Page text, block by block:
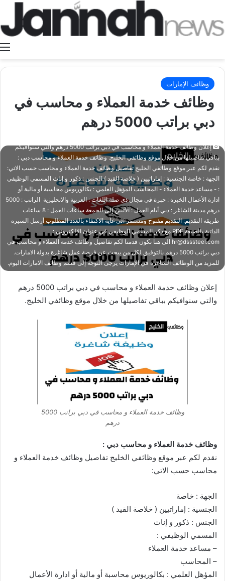
وظائف الإمارات
وظائف خدمة العملاء و محاسب في
دبي براتب 5000 درهم
إعلان وظائف خدمة العملاء و محاسب في دبي براتب 5000 درهم والتي سنوافيكم
بباقي تفاصيلها من خلال موقع وظائفي الخليج. وظائف خدمة العملاء و محاسب دبي :
نقدم لكم عبر موقع وظائفي الخليج تفاصيل وظائف خدمة العملاء و محاسب حسب الاتي:
الجهة : خاصة الجنسية : إماراتيين ( خلاصة القيد ) الجنس : ذكور و إناث المسمي الوظيفي
: - مساعد خدمة العملاء - ⁠المحاسب المؤهل العلمي : بكالوريوس محاسبة أو مالية أو
ادارة الأعمال الخبرة : خبرة في مجال ذي صلة اللغات : العربية والانجليزية الراتب : 5000
درهم مدينة الشاغر : دبي أيام العمل : الآثنين إلى الجمعة ساعات العمل : 8 ساعات
طريقة التقديم: التقديم مفتوح ومستمر الى غاية الاكتفاء بالعدد المطلوب أرسل السيرة
الذاتية بالصيغة PDF مع ذكر المسمي الوظيفي في عنوان الإلكتروني :
hr@dsssteel.com الى هنا نكون قدمنا لكم تفاصيل وظائف خدمة العملاء و محاسب في
دبي براتب 5000 درهم بالتوفيق لكل من يبحث عن فرصة عمل شاغرة بدولة الامارات.
للمزيد من الوظائف الشاغرة في الإمارات يرجى التوجه إلى قسم وظائف الامارات اليوم.
إعلان وظائف خدمة العملاء و محاسب في دبي براتب 5000 درهم
والتي سنوافيكم بباقي تفاصيلها من خلال موقع وظائفي الخليج.
وظائف خدمة العملاء و محاسب في دبي براتب 5000
درهم
وظائف خدمة العملاء و محاسب دبي :
نقدم لكم عبر موقع وظائفي الخليج تفاصيل وظائف خدمة العملاء و
محاسب حسب الاتي:
الجهة : خاصة
الجنسية : إماراتيين ( خلاصة القيد )
الجنس : ذكور و إناث
المسمي الوظيفي :
– مساعد خدمة العملاء
– ⁠المحاسب
المؤهل العلمي : بكالوريوس محاسبة أو مالية أو ادارة الأعمال